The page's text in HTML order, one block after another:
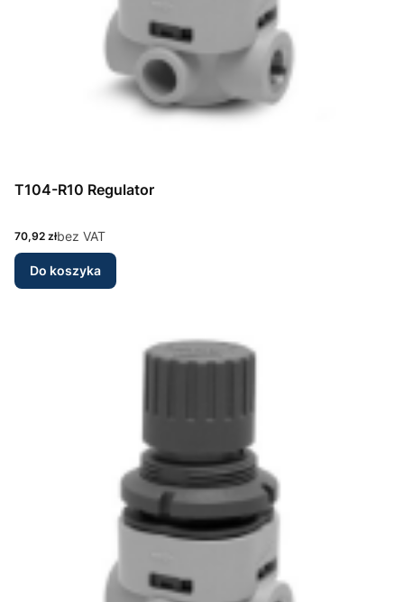
T104-R10 Regulator
Cena
70,92 złbez VAT
Do koszyka